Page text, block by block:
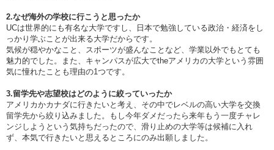
2.なぜ海外の学校に行こうと思ったか
UCは世界的にも有名な大学ですし、日本で勉強している政治・経済をし
っかり学ぶことが出来る大学だからです。
気候が穏やかなこと、スポーツが盛んなことなど、学業以外でもとても
魅力的でした。また、キャンパスが広大でtheアメリカの大学という雰囲
気に憧れたことも理由の1つです。
3.留学先や志望校はどのように絞っていったか
アメリカかカナダに行きたいと考え、その中でレベルの高い大学を交換
留学先から絞り込みました。もし今年ダメだったら来年もう一度チャレ
ンジしようという気持ちだったので、滑り止めの大学等は候補に入れ
ず、本気で行きたいと思えるところにのみ出願しました。